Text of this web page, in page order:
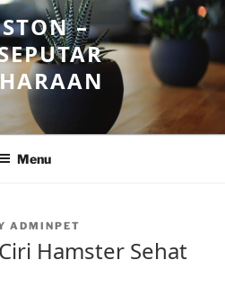
–
Menu
ADMINPET
Hamster Sehat